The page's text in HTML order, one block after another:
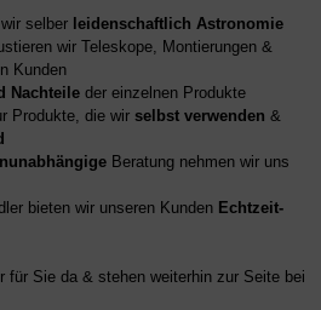
selber leidenschaftlich Astronomie
wir Teleskope, Montierungen &
Kunden
Nachteile der einzelnen Produkte
Produkte, die wir selbst verwenden &
Beratung nehmen wir uns
bieten wir unseren Kunden Echtzeit-
für Sie da & stehen weiterhin zur Seite bei